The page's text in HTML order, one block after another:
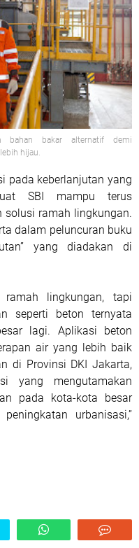
bahan bakar alternatif demi
hijau.
pada keberlanjutan yang
SBI mampu terus
solusi ramah lingkungan.
dalam peluncuran buku
yang diadakan di
lingkungan, tapi
seperti beton ternyata
lagi. Aplikasi beton
air yang lebih baik
di Provinsi DKI Jakarta,
yang mengutamakan
pada kota-kota besar
urbanisasi,”